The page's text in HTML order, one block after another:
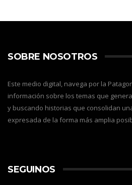
SOBRE NOSOTROS
Este medio digital, navega por la
información sobre los temas que
y buscando historias que consolidan
expresada de la forma más amplia
SEGUINOS